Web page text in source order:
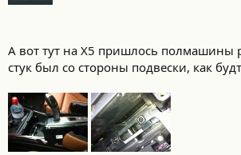
А вот тут на Х5 пришлось полмашины
стук был со стороны подвески, как